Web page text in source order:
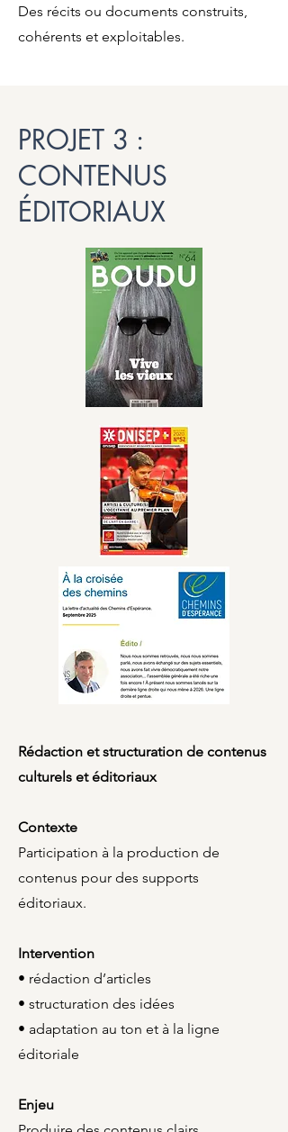
Des récits ou documents construits,
cohérents et exploitables.
PROJET 3 :
CONTENUS
ÉDITORIAUX
Rédaction et structuration de contenus
culturels et éditoriaux
Contexte
Participation à la production de
contenus pour des supports
éditoriaux.
Intervention
• rédaction d’articles
• structuration des idées
• adaptation au ton et à la ligne
éditoriale
Enjeu